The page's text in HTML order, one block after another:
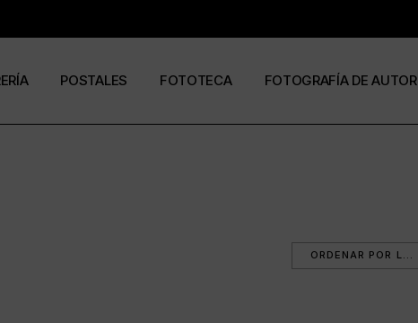
POSTALES FOTOTECA FOTOGRAFÍA DE AUTOR
ORDENAR POR LOS ÚLTIMOS